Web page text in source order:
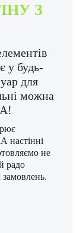
З
у будь-
для
можна
настінні
не
радо
замовлень.